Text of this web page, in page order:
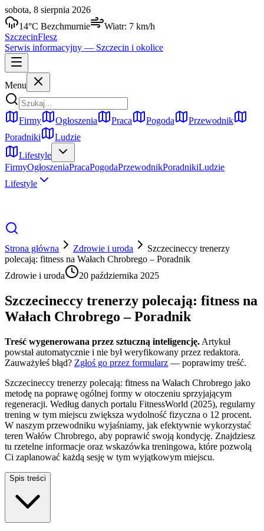
sobota, 8 sierpnia 2026
14°C Bezchmurnie Wiatr: 7 km/h
SzczecinFlesz
Serwis informacyjny — Szczecin i okolice
Menu
Firmy Ogłoszenia Praca Pogoda
Przewodnik
Poradniki
Ludzie
Lifestyle
FirmyOgłoszeniaPracaPogodaPrzewodnikPoradnikiLudzie
Lifestyle
Strona główna Zdrowie i uroda
Szczecineccy trenerzy
polecają: fitness na Wałach Chrobrego – Poradnik
Zdrowie i uroda
20 października 2025
Szczecineccy trenerzy polecają: fitness na
Wałach Chrobrego – Poradnik
Treść wygenerowana przez sztuczną inteligencję. Artykuł
powstał automatycznie i nie był weryfikowany przez redaktora.
Zauważyłeś błąd? Zgłoś go przez formularz — poprawimy treść.
Szczecineccy trenerzy polecają: fitness na Wałach Chrobrego jako
metodę na poprawę ogólnej formy w otoczeniu sprzyjającym
regeneracji. Według danych portalu FitnessWorld (2025), regularny
trening w tym miejscu zwiększa wydolność fizyczna o 12 procent.
W naszym przewodniku wyjaśniamy, jak efektywnie wykorzystać
teren Wałów Chrobrego, aby poprawić swoją kondycję. Znajdziesz
tu rzetelne informacje oraz wskazówka treningowa, które pozwolą
Ci zaplanować każdą sesję w tym wyjątkowym miejscu.
Spis treści